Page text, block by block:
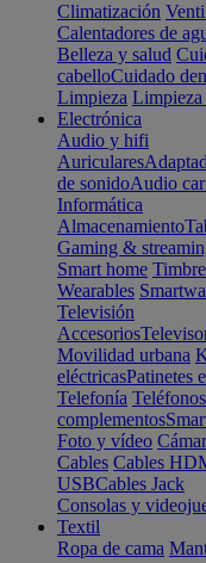
Climatización
Calentadores de
Belleza y salud
cabelloCuidado
Limpieza Limpieza
Electrónica
Audio y hifi
Auriculares
de sonidoAudio
Informática
Almacenamiento
Gaming &
Smart home
Wearables
Televisión
Accesorios
Movilidad urbana
eléctricasPatinetes
Telefonía
complementos
Foto y vídeo
Cables Cables
USBCables Jack
Consolas y
Textil
Ropa de cama